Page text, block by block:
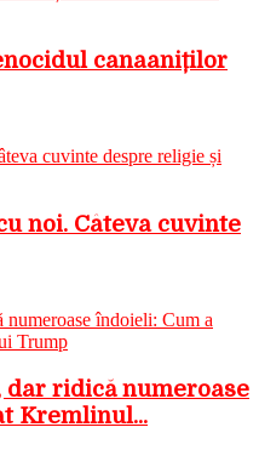
canaaniților
noi. Câteva cuvinte
ridică numeroase
Kremlinul...